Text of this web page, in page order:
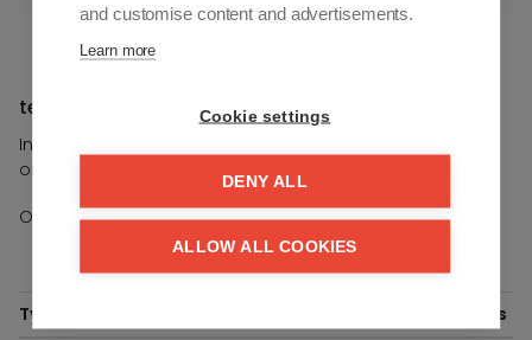
te koop in Knokke-Heist
Indien u meer informatie wenst over dit pand, contacteer
ons.
Opties
Garage
Type Prijs
and customise content and advertisements.
Learn more
Cookie settings
DENY ALL
ALLOW ALL COOKIES